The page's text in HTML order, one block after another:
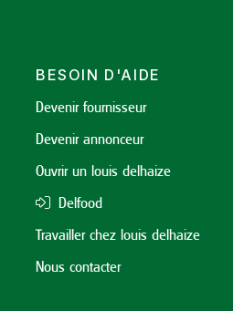
BESOIN D'AIDE
Devenir fournisseur
Devenir annonceur
Ouvrir un louis delhaize
Delfood
Travailler chez louis delhaize
Nous contacter